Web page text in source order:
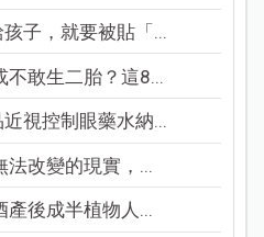
子，就要被貼「...
不敢生二胎？這8...
視控制眼藥水納...
法改變的現實，...
產後成半植物人...